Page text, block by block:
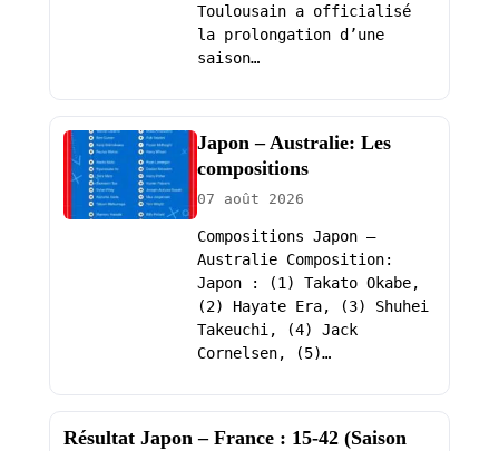
Toulousain a officialisé
la prolongation d’une
saison…
Japon – Australie: Les
compositions
07 août 2026
Compositions Japon –
Australie Composition:
Japon : (1) Takato Okabe,
(2) Hayate Era, (3) Shuhei
Takeuchi, (4) Jack
Cornelsen, (5)…
Résultat Japon – France : 15-42 (Saison